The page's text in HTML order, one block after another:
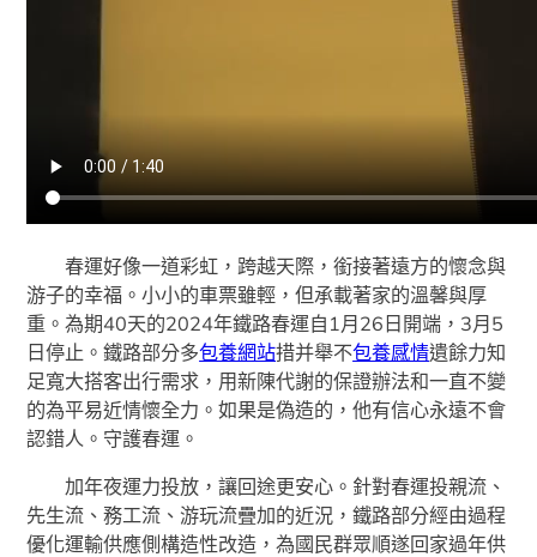
春運好像一道彩虹，跨越天際，銜接著遠方的懷念與
游子的幸福。小小的車票雖輕，但承載著家的溫馨與厚
重。為期40天的2024年鐵路春運自1月26日開端，3月5
日停止。鐵路部分多包養網站措并舉不包養感情遺餘力知
足寬大搭客出行需求，用新陳代謝的保證辦法和一直不變
的為平易近情懷全力。如果是偽造的，他有信心永遠不會
認錯人。守護春運。
加年夜運力投放，讓回途更安心。針對春運投親流、
先生流、務工流、游玩流疊加的近況，鐵路部分經由過程
優化運輸供應側構造性改造，為國民群眾順遂回家過年供